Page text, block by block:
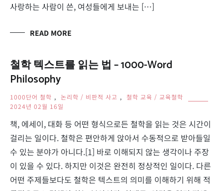
사랑하는 사람이 쓴, 여성들에게 보내는 […]
READ MORE
철학 텍스트를 읽는 법 – 1000-Word
Philosophy
1000단어 철학 , 논리학 / 비판적 사고 ,
철학 교육 / 교육철학
2024년 02월 16일
책, 에세이, 대화 등 어떤 형식으로든 철학을 읽는 것은 시간이
걸리는 일이다. 철학은 편안하게 앉아서 수동적으로 받아들일
수 있는 분야가 아니다.[1] 바로 이해되지 않는 생각이나 주장
이 있을 수 있다. 하지만 이것은 완전히 정상적인 일이다. 다른
어떤 주제들보다도 철학은 텍스트의 의미를 이해하기 위해 적